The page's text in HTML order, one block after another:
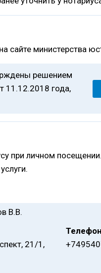
сайте министерства
решением
11.12.2018 года,
при личном
В.В.
21/1,